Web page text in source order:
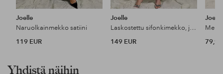
Joelle
Naruolkainmekko satiini
119 EUR
Joelle
Laskostettu sifonkimekko, jossa solmio takana
149 EUR
Joelle
79,99
Yhdistä näihin